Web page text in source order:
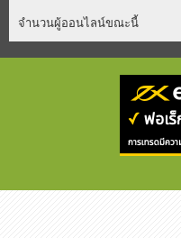
จำนวนผู้ออนไลน์ขณะนี้